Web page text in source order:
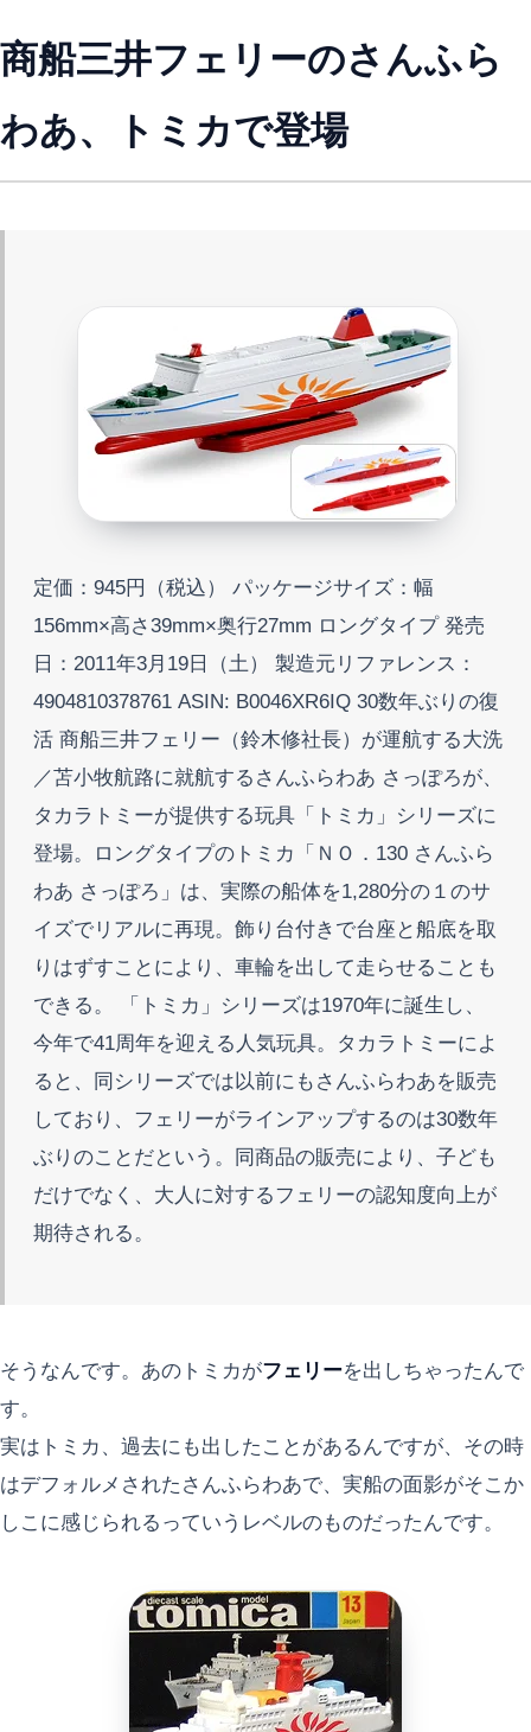
商船三井フェリーのさんふら
わあ、トミカで登場
定価：945円（税込） パッケージサイズ：幅
156mm×高さ39mm×奥行27mm ロングタイプ 発売
日：2011年3月19日（土） 製造元リファレンス：
4904810378761 ASIN: B0046XR6IQ 30数年ぶりの復
活 商船三井フェリー（鈴木修社長）が運航する大洗
／苫小牧航路に就航するさんふらわあ さっぽろが、
タカラトミーが提供する玩具「トミカ」シリーズに
登場。ロングタイプのトミカ「ＮＯ．130 さんふら
わあ さっぽろ」は、実際の船体を1,280分の１のサ
イズでリアルに再現。飾り台付きで台座と船底を取
りはずすことにより、車輪を出して走らせることも
できる。 「トミカ」シリーズは1970年に誕生し、
今年で41周年を迎える人気玩具。タカラトミーによ
ると、同シリーズでは以前にもさんふらわあを販売
しており、フェリーがラインアップするのは30数年
ぶりのことだという。同商品の販売により、子ども
だけでなく、大人に対するフェリーの認知度向上が
期待される。
そうなんです。あのトミカがフェリーを出しちゃったんで
す。
実はトミカ、過去にも出したことがあるんですが、その時
はデフォルメされたさんふらわあで、実船の面影がそこか
しこに感じられるっていうレベルのものだったんです。